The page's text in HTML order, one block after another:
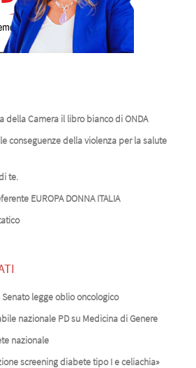
della Camera il libro bianco di ONDA
conseguenze della violenza per la salute
te.
EUROPA DONNA ITALIA
legge oblio oncologico
nazionale PD su Medicina di Genere
nazionale
screening diabete tipo I e celiachia»